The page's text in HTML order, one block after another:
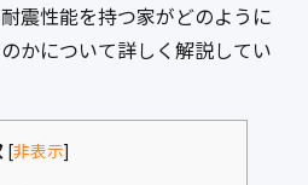
震性能を持つ家がどのように
かについて詳しく解説してい
[非表示]